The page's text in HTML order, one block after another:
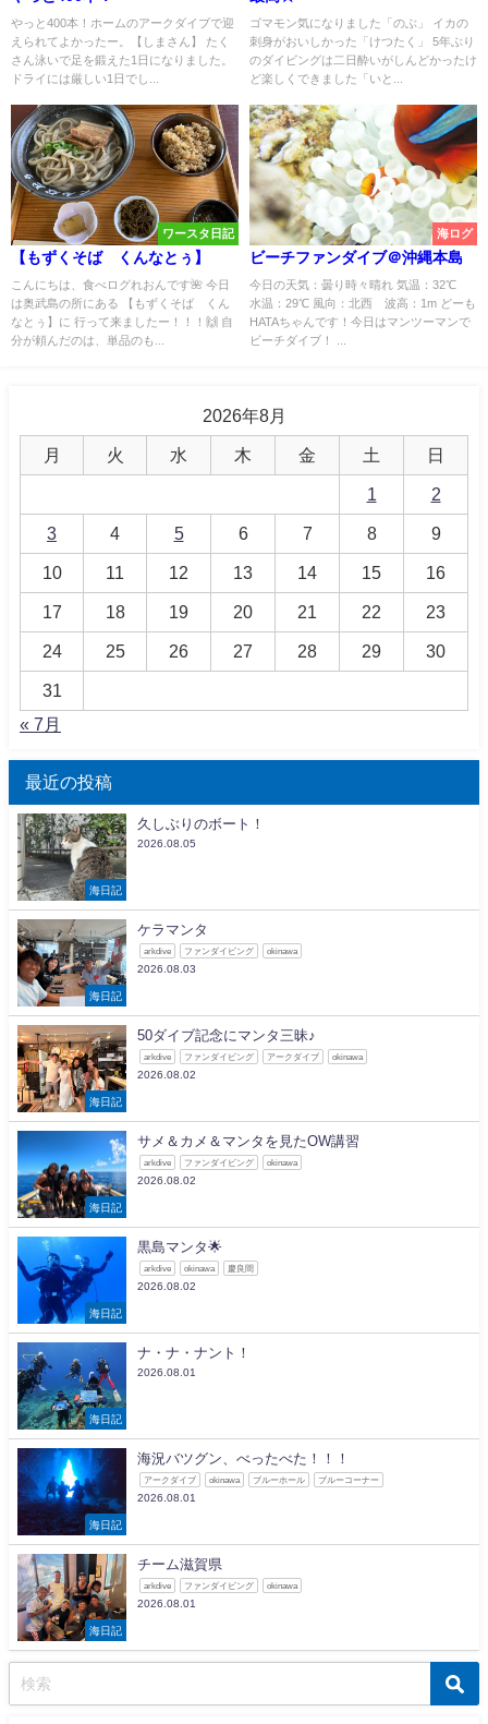
やっと400本！ホームのアークダイブで迎
えられてよかったー。【しまさん】 たく
さん泳いで足を鍛えた1日になりました。
ドライには厳しい1日でし...
ゴマモン気になりました「のぶ」 イカの
刺身がおいしかった「けつたく」 5年ぶり
のダイビングは二日酔いがしんどかったけ
ど楽しくできました「いと...
ワースタ日記
【もずくそば くんなとぅ】
こんにちは、食べログれおんです🌺 今日
は奥武島の所にある 【もずくそば くん
なとぅ】に 行って来ましたー！！！🙌 自
分が頼んだのは、単品のも...
海ログ
ビーチファンダイブ＠沖縄本島
今日の天気：曇り時々晴れ 気温：32℃
水温：29℃ 風向：北西 波高：1m どーも
HATAちゃんです！今日はマンツーマンで
ビーチダイブ！ ...
2026年8月
月 火 水 木 金 土 日
1 2
3 4 5 6 7 8 9
10 11 12 13 14 15 16
17 18 19 20 21 22 23
24 25 26 27 28 29 30
31
« 7月
最近の投稿
海日記
久しぶりのボート！
2026.08.05
海日記
ケラマンタ
arkdive ファンダイビング okinawa
2026.08.03
海日記
50ダイブ記念にマンタ三昧♪
arkdive ファンダイビング アークダイブ okinawa
2026.08.02
海日記
サメ＆カメ＆マンタを見たOW講習
arkdive ファンダイビング okinawa
2026.08.02
海日記
黒島マンタ🌟
arkdive okinawa 慶良間
2026.08.02
海日記
ナ・ナ・ナント！
2026.08.01
海日記
海況バツグン、べったべた！！！
アークダイブ okinawa ブルーホール ブルーコーナー
2026.08.01
海日記
チーム滋賀県
arkdive ファンダイビング okinawa
2026.08.01